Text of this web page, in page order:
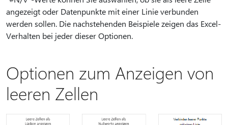
angezeigt oder Datenpunkte mit einer Linie verbunden
werden sollen. Die nachstehenden Beispiele zeigen das Excel-
Verhalten bei jeder dieser Optionen.
Optionen zum Anzeigen von
leeren Zellen